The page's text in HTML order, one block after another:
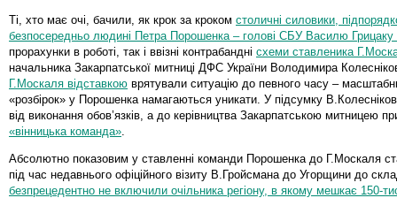
Ті, хто має очі, бачили, як крок за кроком столичні силовики,
безпосередньо людині Петра Порошенка – голові СБУ Василю Грицаку
прорахунки в роботі, так і ввізні контрабандні схеми ставленика
начальника Закарпатської митниці ДФС України Володимира
Г.Москаля відставкою врятували ситуацію до певного часу –
«розбірок» у Порошенка намагаються уникати. У підсумку
від виконання обов’язків, а до керівництва Закарпатською митницею
«вінницька команда»
Абсолютно показовим у ставленні команди Порошенка до Г.Москаля
під час недавнього офіційного візиту В.Гройсмана до Угорщини до
безпрецедентно не включили очільника регіону, в якому мешкає 150-